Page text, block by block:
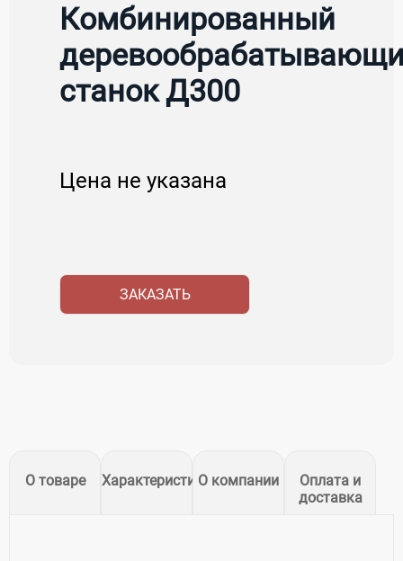
Комбинированный
станок Д300
Цена не указана
ЗАКАЗАТЬ
О товаре ХарактеристикиО компании
Оплата и
доставка